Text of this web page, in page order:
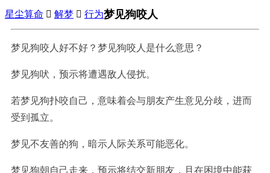
星尘算命  解梦  行为梦见狗咬人
梦见狗咬人好不好？梦见狗咬人是什么意思？
梦见狗吠，预示将遭遇敌人侵扰。
若梦见狗扑咬自己，意味着会与朋友产生意见分歧，进而
受到孤立。
梦见不友善的狗，暗示人际关系可能恶化。
梦见狗朝自己走来，预示将结交新朋友，且在困境中能获